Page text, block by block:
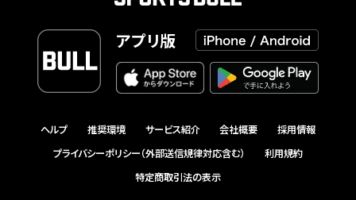
アプリ版
ヘルプ 推奨環境 サービス紹介 会社概要
採用情報
プライバシーポリシー（外部送信規律対応含む）
利用規約
特定商取引法の表示